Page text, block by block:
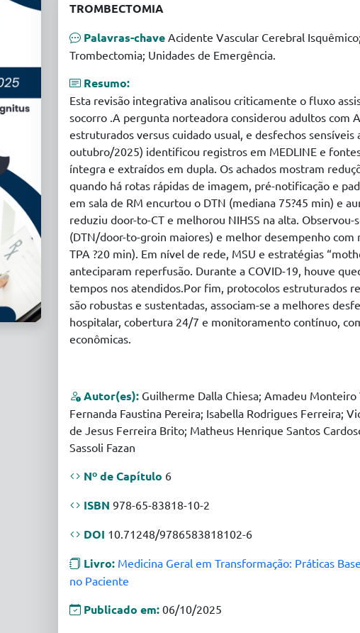
TROMBECTOMIA
Palavras-chave Acidente Vascular Cerebral
Trombectomia; Unidades de Emergência.
Resumo:
Esta revisão integrativa analisou criticamente o fluxo
socorro .A pergunta norteadora considerou adultos com
estruturados versus cuidado usual, e desfechos
outubro/2025) identificou registros em MEDLINE e
íntegra e extraídos em dupla. Os achados mostram
quando há rotas rápidas de imagem, pré-notificação e
em sala de RM encurtou o DTN (mediana 75?45 min) e
reduziu door-to-CT e melhorou NIHSS na alta.
(DTN/door-to-groin maiores) e melhor desempenho com
TPA ?20 min). Em nível de rede, MSU e estratégias
anteciparam reperfusão. Durante a COVID-19, houve
tempos nos atendidos.Por fim, protocolos estruturados
são robustas e sustentadas, associam-se a melhores
hospitalar, cobertura 24/7 e monitoramento contínuo,
econômicas.
Autor(es): Guilherme Dalla Chiesa; Amadeu Monteiro
Fernanda Faustina Pereira; Isabella Rodrigues Ferreira;
de Jesus Ferreira Brito; Matheus Henrique Santos
Sassoli Fazan
Nº de Capítulo 6
ISBN 978-65-83818-10-2
DOI 10.71248/9786583818102-6
Livro: Medicina Geral em Transformação: Práticas
no Paciente
Publicado em: 06/10/2025